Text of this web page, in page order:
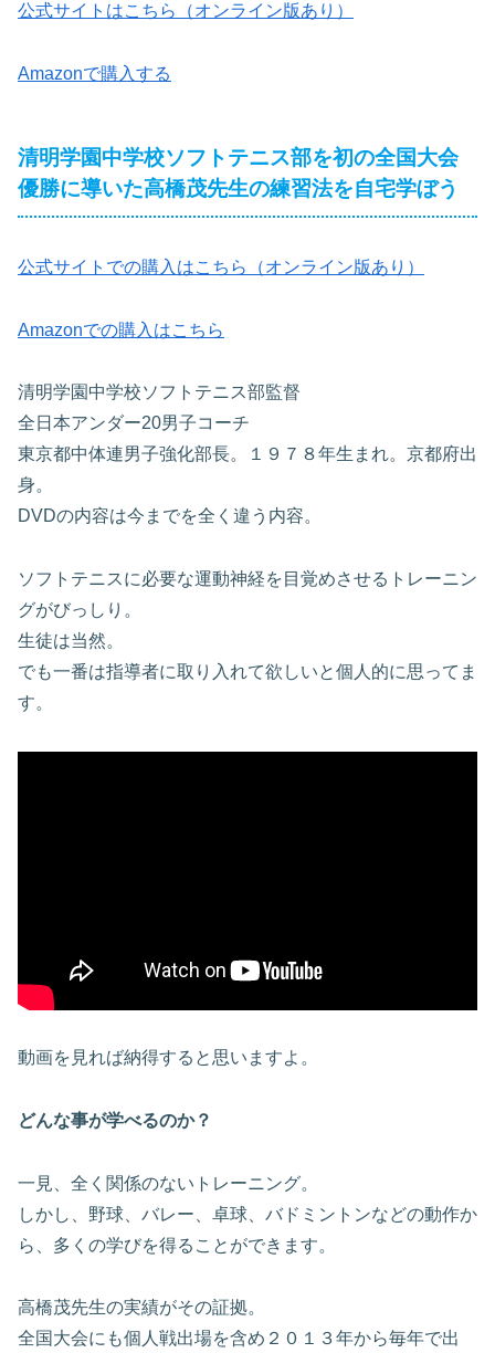
公式サイトはこちら（オンライン版あり）
Amazonで購入する
清明学園中学校ソフトテニス部を初の全国大会
優勝に導いた高橋茂先生の練習法を自宅学ぼう
公式サイトでの購入はこちら（オンライン版あり）
Amazonでの購入はこちら
清明学園中学校ソフトテニス部監督
全日本アンダー20男子コーチ
東京都中体連男子強化部長。１９７８年生まれ。京都府出
身。
DVDの内容は今までを全く違う内容。
ソフトテニスに必要な運動神経を目覚めさせるトレーニン
グがびっしり。
生徒は当然。
でも一番は指導者に取り入れて欲しいと個人的に思ってま
す。
動画を見れば納得すると思いますよ。
どんな事が学べるのか？
一見、全く関係のないトレーニング。
しかし、野球、バレー、卓球、バドミントンなどの動作か
ら、多くの学びを得ることができます。
高橋茂先生の実績がその証拠。
全国大会にも個人戦出場を含め２０１３年から毎年で出